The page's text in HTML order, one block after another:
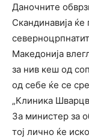
Даночните
Скандинавија
Македонија
за нив кеш од
од себе ќе се
„Клиника
За министер за
тој лично ќе